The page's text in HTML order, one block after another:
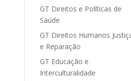
GT Direitos e Políticas de
Saúde
GT Direitos Humanos
e Reparação
GT Educação e
Interculturalidade